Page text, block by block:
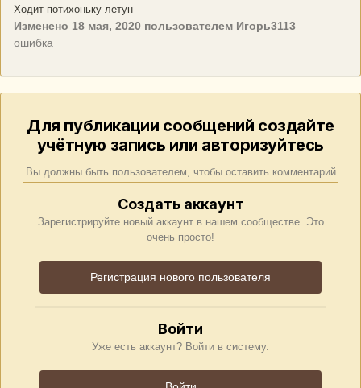
Ходит потихоньку летун
Изменено 18 мая, 2020 пользователем Игорь3113
ошибка
Для публикации сообщений создайте
учётную запись или авторизуйтесь
Вы должны быть пользователем, чтобы оставить комментарий
Создать аккаунт
Зарегистрируйте новый аккаунт в нашем сообществе. Это
очень просто!
Регистрация нового пользователя
Войти
Уже есть аккаунт? Войти в систему.